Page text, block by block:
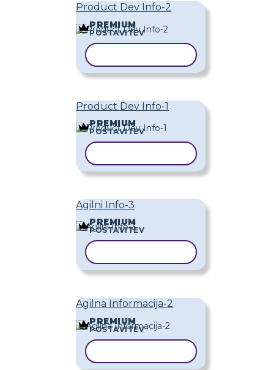
Product Dev Info-2
PREMIUM
POSTAVITEV
Product Dev Info-1
PREMIUM
POSTAVITEV
Agilni Info-3
PREMIUM
POSTAVITEV
Agilna Informacija-2
PREMIUM
POSTAVITEV